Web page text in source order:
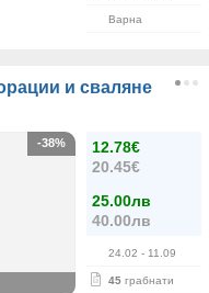
Варна
и сваляне
12.78€
20.45€
25.00лв
40.00лв
24.02 - 11.09
45 грабнати
-38%